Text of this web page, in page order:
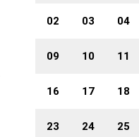
02 03 04
09 10 11
16 17 18
23 24 25